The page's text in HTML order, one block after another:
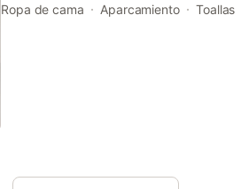
Ropa de cama
Aparcamiento Toallas